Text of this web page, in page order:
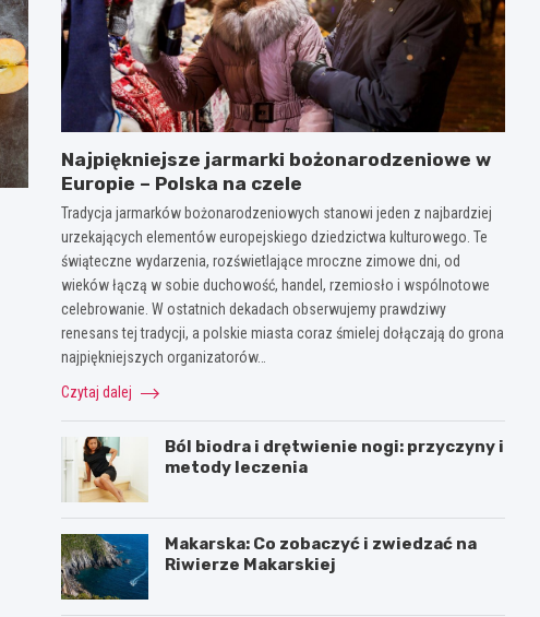
Najpiękniejsze jarmarki bożonarodzeniowe w
Europie – Polska na czele
Tradycja jarmarków bożonarodzeniowych stanowi jeden z najbardziej
urzekających elementów europejskiego dziedzictwa kulturowego. Te
świąteczne wydarzenia, rozświetlające mroczne zimowe dni, od
wieków łączą w sobie duchowość, handel, rzemiosło i wspólnotowe
celebrowanie. W ostatnich dekadach obserwujemy prawdziwy
renesans tej tradycji, a polskie miasta coraz śmielej dołączają do grona
najpiękniejszych organizatorów…
Czytaj dalej
Ból biodra i drętwienie nogi: przyczyny i
metody leczenia
Makarska: Co zobaczyć i zwiedzać na
Riwierze Makarskiej